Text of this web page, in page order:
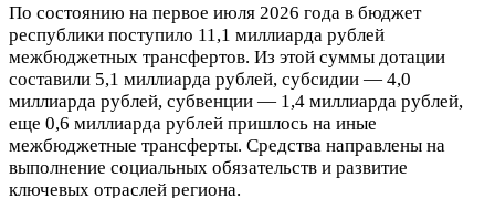
По состоянию на первое июля 2026 года в бюджет
республики поступило 11,1 миллиарда рублей
межбюджетных трансфертов. Из этой суммы дотации
составили 5,1 миллиарда рублей, субсидии — 4,0
миллиарда рублей, субвенции — 1,4 миллиарда рублей,
еще 0,6 миллиарда рублей пришлось на иные
межбюджетные трансферты. Средства направлены на
выполнение социальных обязательств и развитие
ключевых отраслей региона.